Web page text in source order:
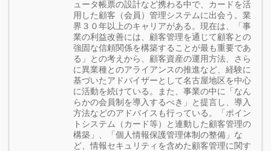
ュータ帳票の設計など携わる中で、カードを活
用した顧客（会員）管理システムに出会う。業
界３０年以上のキャリアがある。現在は、「事
業の利益改善には、顧客管理を通じて顧客との
強固な信頼関係を構築することが最も重要であ
る」との考えから、顧客資産の運用方法、さら
に異業種とのアライアンスの推進など、経験に
基づいたアドバイザーとして名古屋地区を中心
に活動を続けている。また、事業の中に「なん
らかの会員制を導入するべき」と提言し、導入
方法などのアドバイスも行っている。「ポイン
トシステム（カード等）と連動した顧客管理の
構築」、「個人情報保護管理体制の整備」な
ど、情報セキュリティを含めた顧客管理に関す